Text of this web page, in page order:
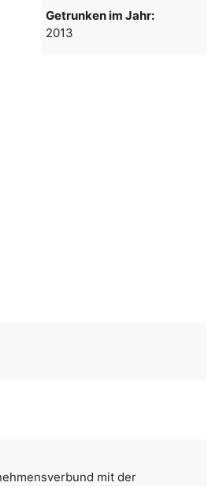
Getrunken im Jahr:
2013
mit der